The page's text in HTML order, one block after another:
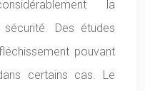
la
Des études
pouvant
certains cas. Le